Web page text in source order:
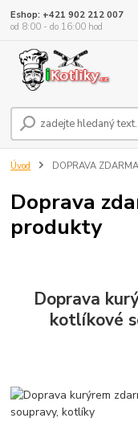
Eshop: +421 902 212 007
od 8:00 - do 16:00 hod
Úvod DOPRAVA ZDARMA
Doprava
produkty
Doprava
kotlíkové